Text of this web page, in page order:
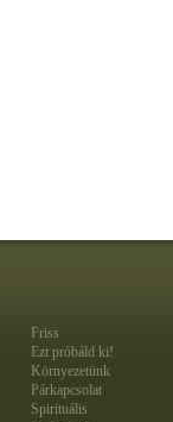
Friss
Ezt próbáld ki!
Környezetünk
Párkapcsolat
Spirituális